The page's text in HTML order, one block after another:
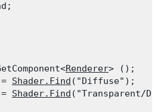
Renderer> ();
Shader.Find ("Diffuse");
Shader.Find ("Transparent/